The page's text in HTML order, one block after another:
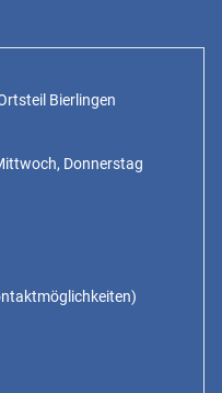
Bierlingen
Donnerstag